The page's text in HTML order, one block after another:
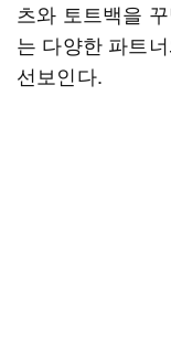
츠와 토트백을
는 다양한 파트
선보인다.